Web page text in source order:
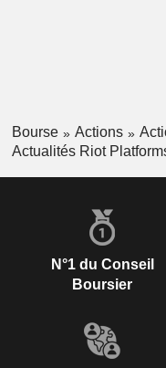
Bourse Actions
Actualités Riot
N°1 du Conseil
Boursier